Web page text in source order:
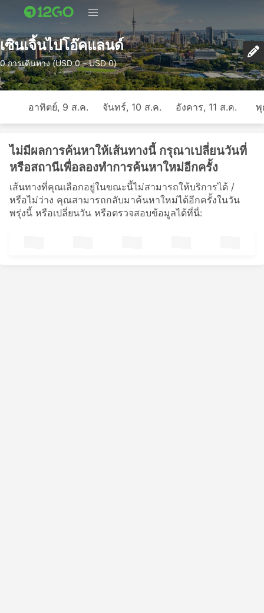
เซินเจิ้นไปโอ๊คแลนด์
0 การเดินทาง (USD 0 – USD 0)
อาทิตย์, 9 ส.ค. จันทร์, 10 ส.ค. อังคาร, 11 ส.ค. พุ
ไม่มีผลการค้นหาให้เส้นทางนี้ กรุณาเปลี่ยนวันที่
หรือสถานีเพื่อลองทำการค้นหาใหม่อีกครั้ง
เส้นทางที่คุณเลือกอยู่ในขณะนี้ไม่สามารถให้บริการได้ /
หรือไม่ว่าง คุณสามารถกลับมาค้นหาใหม่ได้อีกครั้งในวัน
พรุ่งนี้ หรือเปลี่ยนวัน หรือตรวจสอบข้อมูลได้ที่นี่: